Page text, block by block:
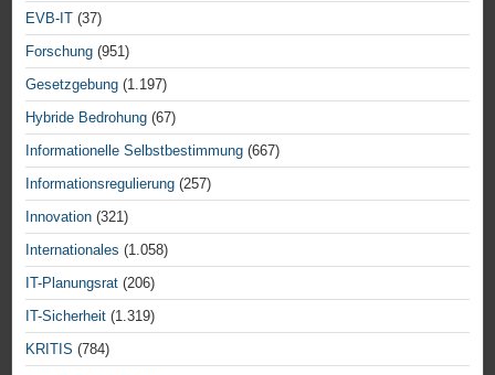
EVB-IT (37)
Forschung (951)
Gesetzgebung (1.197)
Hybride Bedrohung (67)
Informationelle Selbstbestimmung (667)
Informationsregulierung (257)
Innovation (321)
Internationales (1.058)
IT-Planungsrat (206)
IT-Sicherheit (1.319)
KRITIS (784)